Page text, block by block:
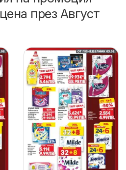
през Август